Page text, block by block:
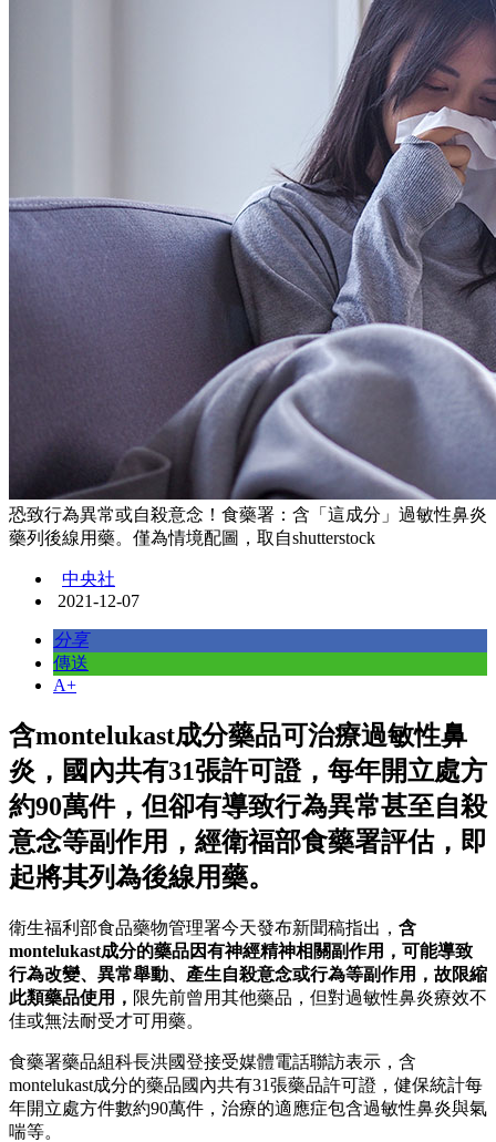
恐致行為異常或自殺意念！食藥署：含「這成分」過敏性鼻炎
藥列後線用藥。僅為情境配圖，取自shutterstock
中央社
2021-12-07
分享
傳送
A+
含montelukast成分藥品可治療過敏性鼻
炎，國內共有31張許可證，每年開立處方
約90萬件，但卻有導致行為異常甚至自殺
意念等副作用，經衛福部食藥署評估，即
起將其列為後線用藥。
衛生福利部食品藥物管理署今天發布新聞稿指出， 含
montelukast成分的藥品因有神經精神相關副作用，可能導致
行為改變、異常舉動、產生自殺意念或行為等副作用，故限縮
此類藥品使用， 限先前曾用其他藥品，但對過敏性鼻炎療效不
佳或無法耐受才可用藥。
食藥署藥品組科長洪國登接受媒體電話聯訪表示，含
montelukast成分的藥品國內共有31張藥品許可證，健保統計每
年開立處方件數約90萬件，治療的適應症包含過敏性鼻炎與氣
喘等。